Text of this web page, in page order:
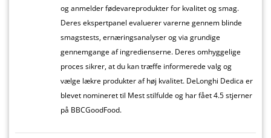
og anmelder fødevareprodukter for kvalitet og smag.
Deres ekspertpanel evaluerer varerne gennem blinde
smagstests, ernæringsanalyser og via grundige
gennemgange af ingredienserne. Deres omhyggelige
proces sikrer, at du kan træffe informerede valg og
vælge lækre produkter af høj kvalitet. DeLonghi Dedica er
blevet nomineret til Mest stilfulde og har fået 4.5 stjerner
på BBCGoodFood.